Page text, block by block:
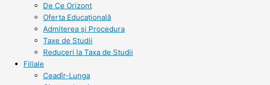
De Ce Orizont
Oferta Educațională
Admiterea și Procedura
Taxe de Studii
Reduceri la Taxa de Studii
Filiale
Ceadîr-Lunga